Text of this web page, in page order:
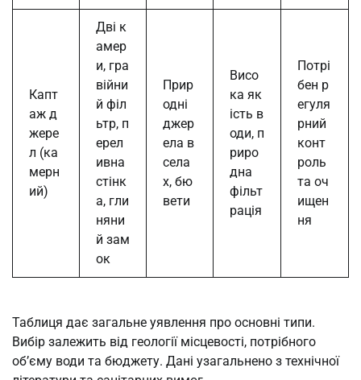
Капт
аж д
жере
л (ка
мерн
ий)
Дві к
амер
и, гра
війни
й філ
ьтр, п
ерел
ивна
стінк
а, гли
няни
й зам
ок
Прир
одні
джер
ела в
села
х, бю
вети
Висо
ка як
ість в
оди, п
риро
дна
фільт
рація
Потрі
бен р
егуля
рний
конт
роль
та оч
ищен
ня
Таблиця дає загальне уявлення про основні типи.
Вибір залежить від геології місцевості, потрібного
об’єму води та бюджету. Дані узагальнено з технічної